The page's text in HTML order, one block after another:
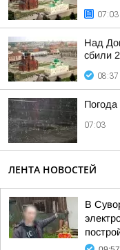
07:03
Над
сбили
08:37
Погода
07:03
ЛЕНТА НОВОСТЕЙ
В